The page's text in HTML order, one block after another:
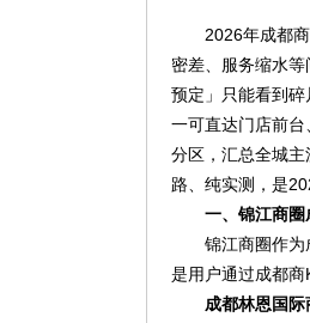
2026年成都
密差、服务缩水
预定」只能看到
一可直达门店前
分区，汇总全城
路、纯实测，是
一、锦江商
锦江商圈作为
是用户通过成都商
成都林恩国际